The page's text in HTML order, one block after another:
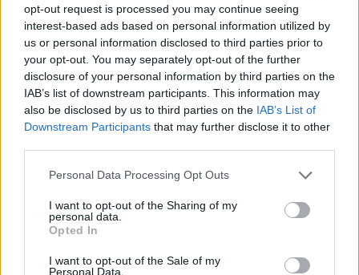
opt-out request is processed you may continue seeing
interest-based ads based on personal information utilized by
us or personal information disclosed to third parties prior to
your opt-out. You may separately opt-out of the further
disclosure of your personal information by third parties on the
IAB’s list of downstream participants. This information may
also be disclosed by us to third parties on the IAB’s List of
Downstream Participants that may further disclose it to other
Personal Data Processing Opt Outs
I want to opt-out of the Sharing of my
personal data.
Opted In
I want to opt-out of the Sale of my
Personal Data.